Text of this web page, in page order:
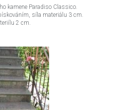
kamene Paradiso Classico.
síla materiálu 3 cm.
2 cm.